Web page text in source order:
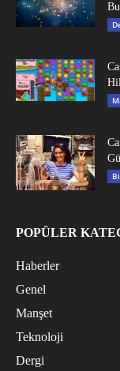
POPÜLER
Haberler
Genel
Manşet
Teknoloji
Dergi